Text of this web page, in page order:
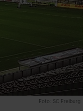
Foto: SC Freiburg